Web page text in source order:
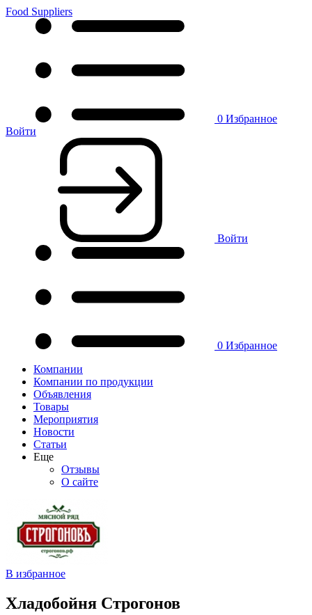
Food Suppliers
0 Избранное
Войти
Войти
0 Избранное
Компании
Компании по продукции
Объявления
Товары
Мероприятия
Новости
Статьи
Еще
Отзывы
О сайте
В избранное
Хладобойня Строгонов